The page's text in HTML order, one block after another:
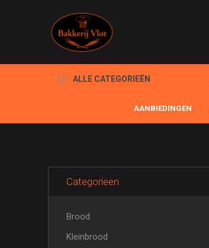
ALLE CATEGORIEËN
AANBIEDINGEN
Categorieen
Brood
Kleinbrood